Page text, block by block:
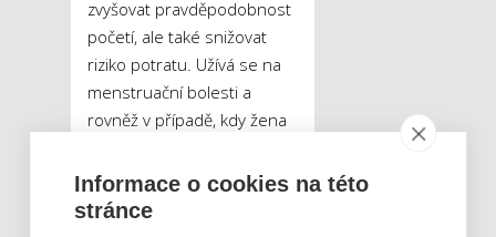
zvyšovat pravděpodobnost
početí, ale také snižovat
riziko potratu. Užívá se na
menstruační bolesti a
rovněž v případě, kdy žena
menstruační cyklus.
Zároveň se odvary
Informace o cookies na této
stránce